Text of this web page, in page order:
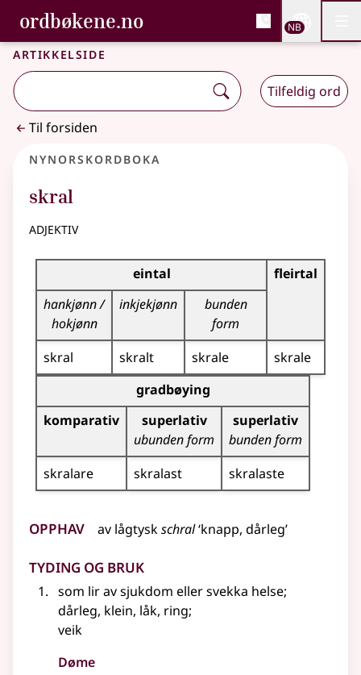
Gå til hovedinnhold
Tilgjengelighet
ordbøkene.no, Bokmålsordboka og
Bokmålsordboka og Nynorskordboka
NB
Artikkelside
Tilfeldig ord
Til forsiden
Nynorskordboka
skral
adjektiv
Bøyningstabell for dette adjektivet
eintal
fleirtal
hankjønn /
hokjønn
inkjekjønn
bunden
form
skral
skralt skrale
skrale
Bøyningstabell for dette adjektivet (gradbøyning)
gradbøying
komparativ
superlativ
ubunden form
superlativ
bunden form
skralare
skralast skralaste
Opphav av lågtyskschral‘knapp, dårleg’
Tyding og bruk
som lir av sjukdom eller svekka helse;
dårleg, klein, låk, ring;
veik
Døme